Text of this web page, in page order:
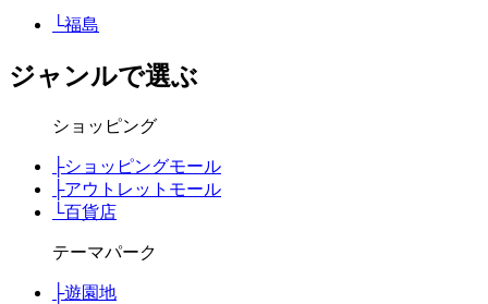
└福島
ジャンルで選ぶ
ショッピング
├ショッピングモール
├アウトレットモール
└百貨店
テーマパーク
├遊園地